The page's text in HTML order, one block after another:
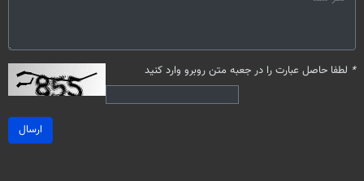
* لطفا حاصل عبارت را در جعبه متن روبرو وارد کنید
ارسال